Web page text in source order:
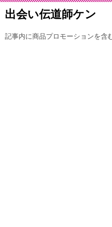
出会い伝道師ケン
記事内に商品プロモーションを含